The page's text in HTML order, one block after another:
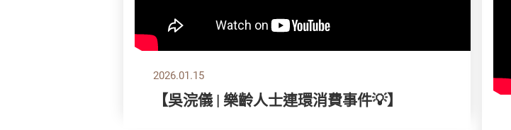
2026.01.15
【吳浣儀 | 樂齡人士連環消費事件💡】